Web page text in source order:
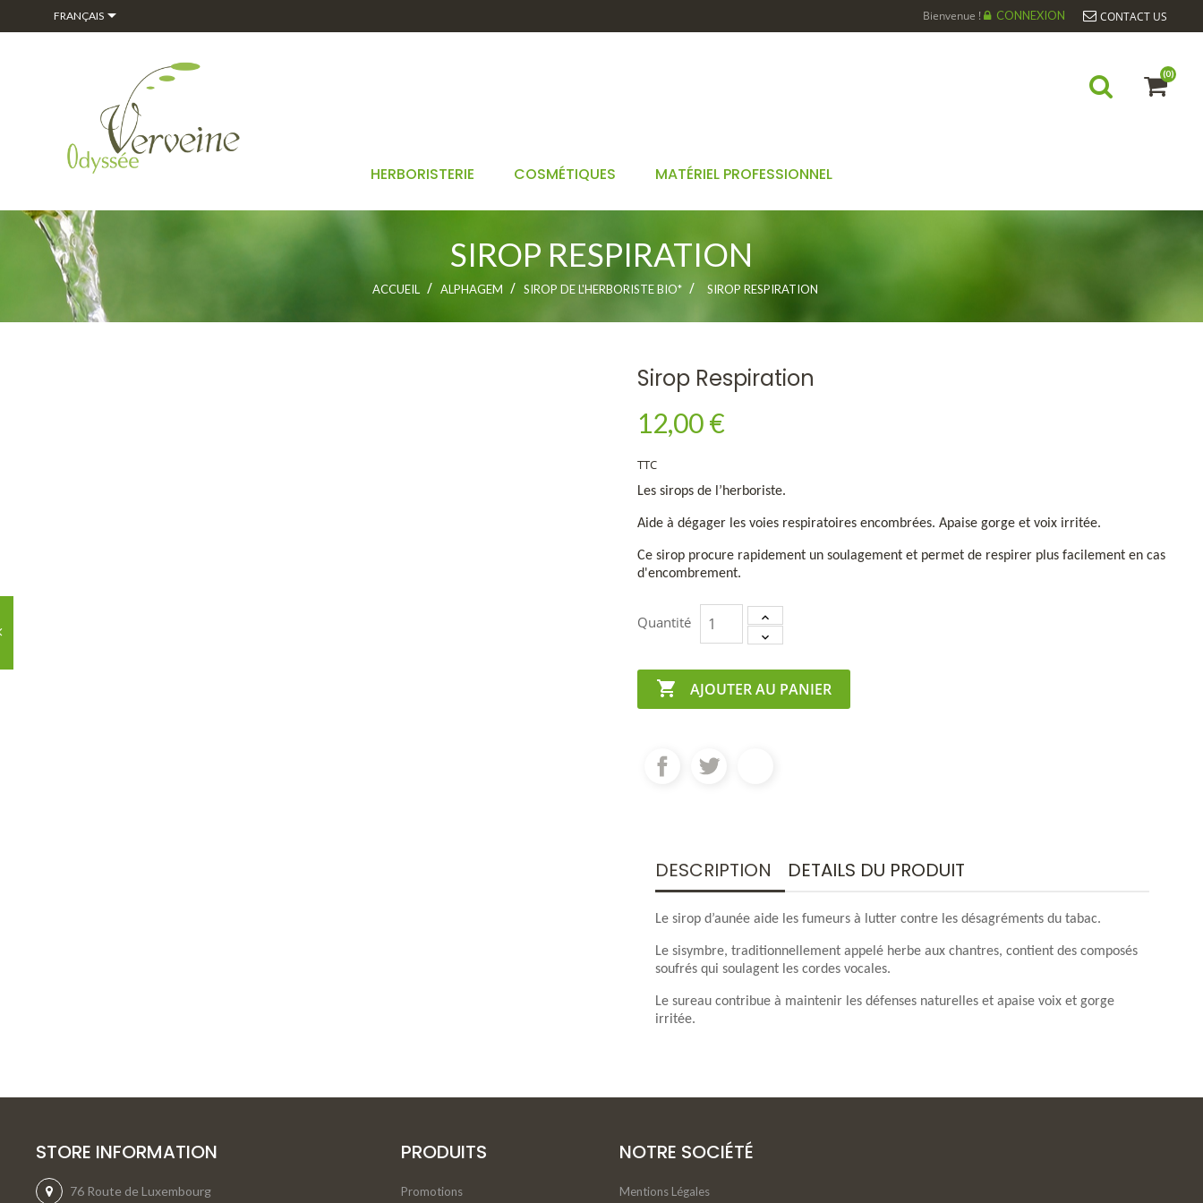
FRANÇAIS CONTACT US
Bienvenue ! CONNEXION
(0)
HERBORISTERIE COSMÉTIQUES MATÉRIEL PROFESSIONNEL
SIROP RESPIRATION
ACCUEIL ALPHAGEM SIROP DE L'HERBORISTE BIO* SIROP RESPIRATION
Sirop Respiration
12,00 €
TTC
Les sirops de l’herboriste.
Aide à dégager les voies respiratoires encombrées. Apaise gorge et voix irritée.
Ce sirop procure rapidement un soulagement et permet de respirer plus facilement en cas
d'encombrement.
Quantité
 AJOUTER AU PANIER
DESCRIPTION DETAILS DU PRODUIT
Le sirop d’aunée aide les fumeurs à lutter contre les désagréments du tabac.
Le sisymbre, traditionnellement appelé herbe aux chantres, contient des composés
soufrés qui soulagent les cordes vocales.
Le sureau contribue à maintenir les défenses naturelles et apaise voix et gorge
irritée.
STORE INFORMATION
76 Route de Luxembourg
PRODUITS
Promotions
NOTRE SOCIÉTÉ
Mentions Légales